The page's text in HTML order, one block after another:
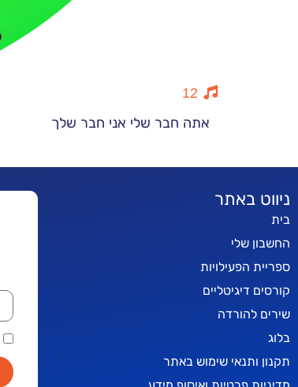
אתה חבר שלי אני חבר שלך
ניווט באתר
בית
החשבון שלי
ספריית הפעילויות
קורסים דיגיטליים
שירים להורדה
בלוג
תקנון ותנאי שימוש באתר